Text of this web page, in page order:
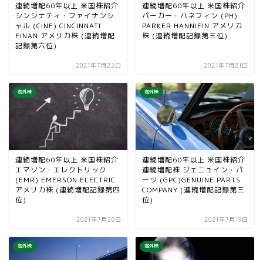
連続増配60年以上 米国株紹介
シンシナティ・ファイナンシ
ャル (CINF) CINCINNATI
FINAN アメリカ株 (連続増配
記録第六位)
2021年7月22日
連続増配60年以上 米国株紹介
パーカー・ハネフィン (PH)
PARKER HANNIFIN アメリカ
株 (連続増配記録第三位)
2021年7月21日
海外株
連続増配60年以上 米国株紹介
エマソン・エレクトリック
(EMR) EMERSON ELECTRIC
アメリカ株 (連続増配記録第四
位)
2021年7月20日
海外株
連続増配60年以上 米国株紹介
連続増配株 ジェニュイン・パ
ーツ (GPC)GENUINE PARTS
COMPANY (連続増配記録第三
位)
2021年7月19日
海外株 海外株